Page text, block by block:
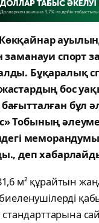
заманауи спорт
Бұқаралық
бос
бұл
Тобының
деп
м² құрайтын
стандарттарына